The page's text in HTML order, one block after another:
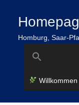
springenHomburg, Saar-
Search
for: